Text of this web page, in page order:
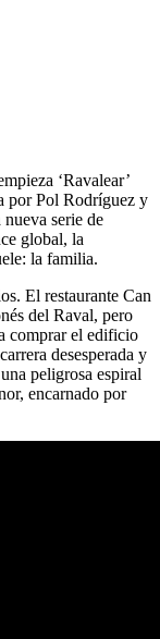
‘Ravalear’
por Pol Rodríguez y
serie de
global, la
la familia.
El restaurante Can
del Raval, pero
comprar el edificio
desesperada y
peligrosa espiral
encarnado por